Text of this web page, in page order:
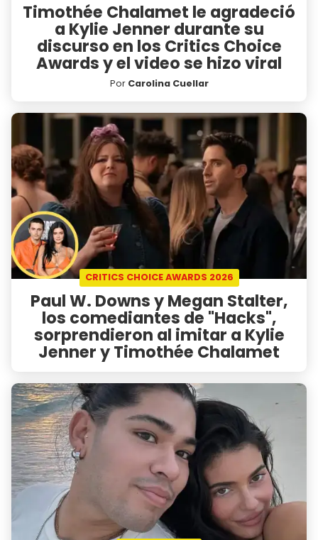
Timothée Chalamet le agradeció
a Kylie Jenner durante su
discurso en los Critics Choice
Awards y el video se hizo viral
Por Carolina Cuellar
CRITICS CHOICE AWARDS 2026
Paul W. Downs y Megan Stalter,
los comediantes de "Hacks",
sorprendieron al imitar a Kylie
Jenner y Timothée Chalamet